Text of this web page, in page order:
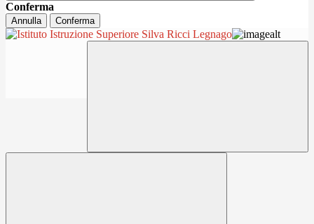
Conferma
Annulla Conferma